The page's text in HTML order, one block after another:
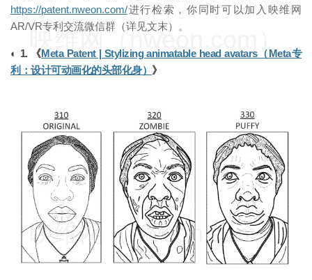
https://patent.nweon.com/进行检索，你同时可以加入映维网
AR/VR专利交流微信群（详见文末）。
◐ 1. 《Meta Patent | Stylizing animatable head avatars（Meta专
利：设计可动画化的头部化身） 》
映维网（nweon.com）
映维网（nweon.com）